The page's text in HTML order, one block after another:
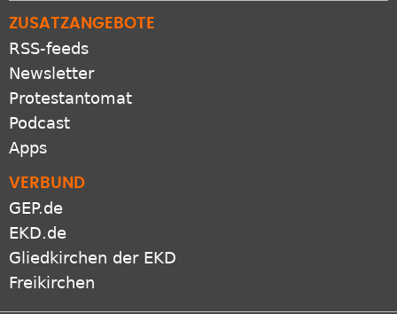
ZUSATZANGEBOTE
RSS-feeds
Newsletter
Protestantomat
Podcast
Apps
VERBUND
GEP.de
EKD.de
Gliedkirchen der EKD
Freikirchen